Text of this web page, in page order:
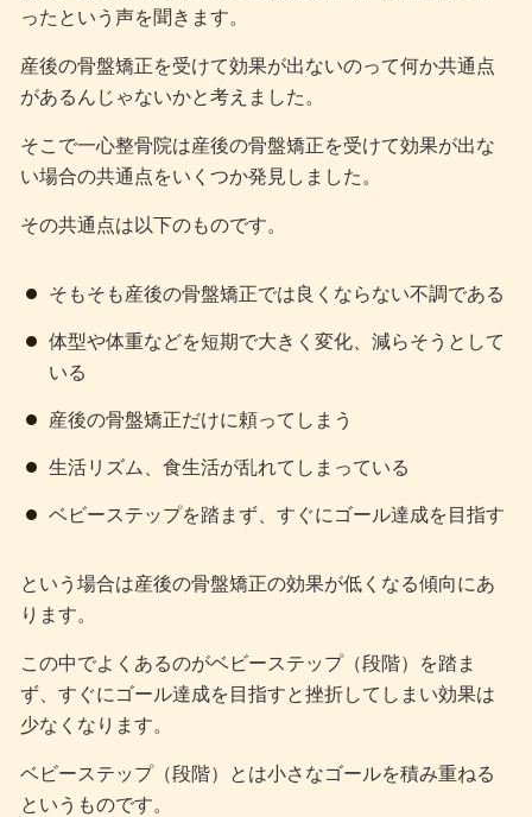
ったという声を聞きます。
産後の骨盤矯正を受けて効果が出ないのって何か共通点
があるんじゃないかと考えました。
そこで一心整骨院は産後の骨盤矯正を受けて効果が出な
い場合の共通点をいくつか発見しました。
その共通点は以下のものです。
そもそも産後の骨盤矯正では良くならない不調である
体型や体重などを短期で大きく変化、減らそうとして
いる
産後の骨盤矯正だけに頼ってしまう
生活リズム、食生活が乱れてしまっている
ベビーステップを踏まず、すぐにゴール達成を目指す
という場合は産後の骨盤矯正の効果が低くなる傾向にあ
ります。
この中でよくあるのがベビーステップ（段階）を踏ま
ず、すぐにゴール達成を目指すと挫折してしまい効果は
少なくなります。
ベビーステップ（段階）とは小さなゴールを積み重ねる
というものです。